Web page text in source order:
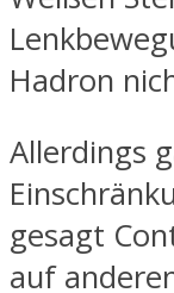
Hadron
Allerdings
gesagt
auf